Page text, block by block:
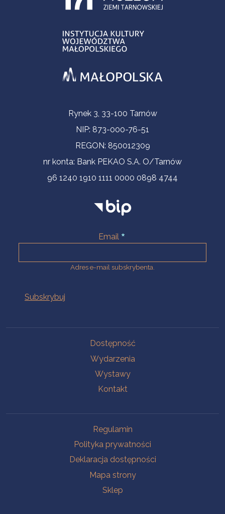
Informacje kontaktoweRynek 3, 33-100 Tarnów
NIP: 873-000-76-51
REGON: 850012309
nr konta: Bank PEKAO S.A. O/Tarnów
96 1240 1910 1111 0000 0898 4744
Email
Adres e-mail subskrybenta.
Dostępność
Wydarzenia
Wystawy
Kontakt
Regulamin
Polityka prywatności
Deklaracja dostępności
Mapa strony
Sklep